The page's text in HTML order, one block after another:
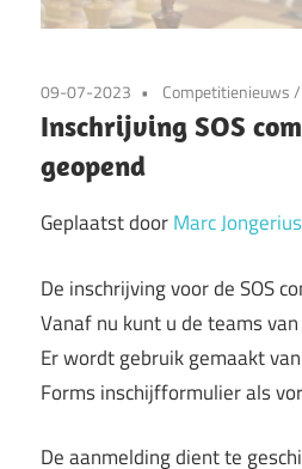
09-07-2023 Competitienieuws/
Inschrijving SOS
geopend
Geplaatst doorMarc Jongerius
De inschrijving voor de SOS
Vanaf nu kunt u de teams
Er wordt gebruik gemaakt
Forms inschijfformulier als
De aanmelding dient te